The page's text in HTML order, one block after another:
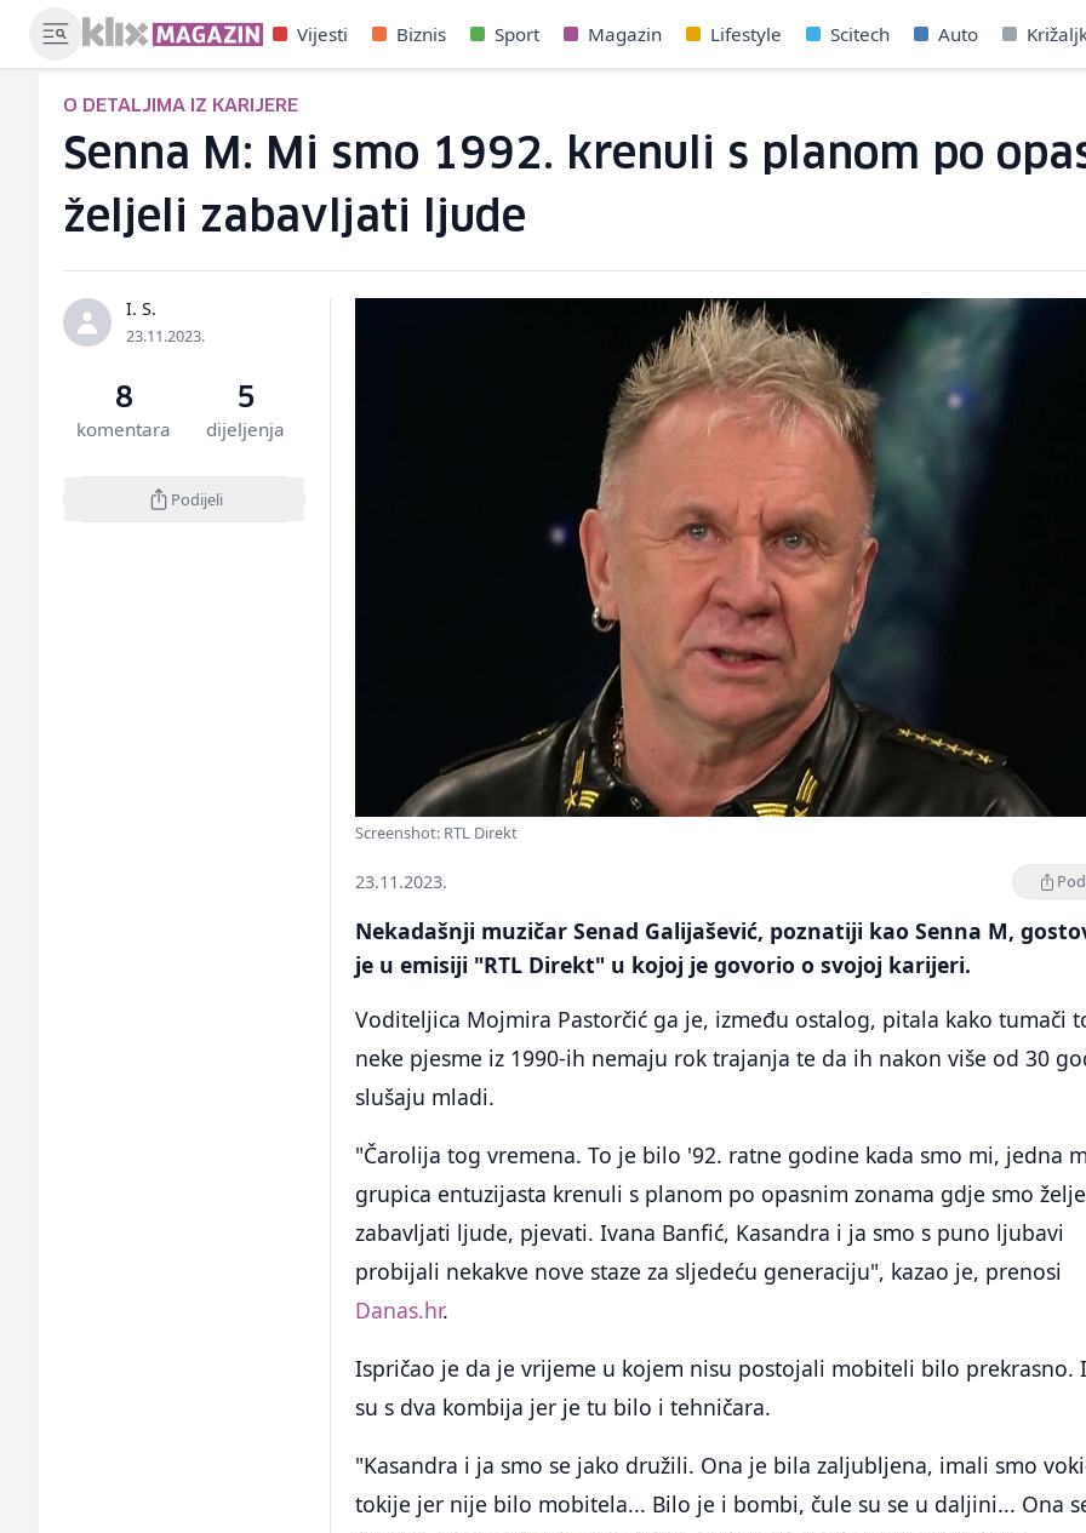
Vijesti Biznis Sport Magazin Lifestyle Scitech Auto
O DETALJIMA IZ KARIJERE
Senna M: Mi smo 1992. krenuli s planom po
željeli zabavljati ljude
I. S.
23.11.2023.
8
komentara
5
dijeljenja
Podijeli
Screenshot: RTL Direkt
23.11.2023.
Nekadašnji muzičar Senad Galijašević, poznatiji kao Senna M,
je u emisiji "RTL Direkt" u kojoj je govorio o svojoj karijeri.
Voditeljica Mojmira Pastorčić ga je, između ostalog, pitala kako tumači
neke pjesme iz 1990-ih nemaju rok trajanja te da ih nakon više od 30
slušaju mladi.
"Čarolija tog vremena. To je bilo '92. ratne godine kada smo mi, jedna
grupica entuzijasta krenuli s planom po opasnim zonama gdje smo
zabavljati ljude, pjevati. Ivana Banfić, Kasandra i ja smo s puno ljubavi
probijali nekakve nove staze za sljedeću generaciju", kazao je, prenosi
Danas.hr.
Ispričao je da je vrijeme u kojem nisu postojali mobiteli bilo prekrasno.
su s dva kombija jer je tu bilo i tehničara.
"Kasandra i ja smo se jako družili. Ona je bila zaljubljena, imali smo
tokije jer nije bilo mobitela... Bilo je i bombi, čule su se u daljini... Ona